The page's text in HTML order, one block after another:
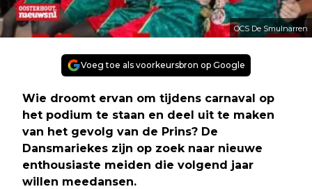
OCS De Smulnarren
Voeg toe als voorkeursbron op Google
Wie droomt ervan om tijdens carnaval op
het podium te staan en deel uit te maken
van het gevolg van de Prins? De
Dansmariekes zijn op zoek naar nieuwe
enthousiaste meiden die volgend jaar
willen meedansen.